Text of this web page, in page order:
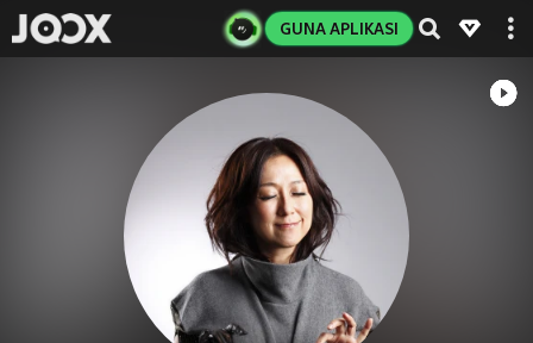
GUNA APLIKASI